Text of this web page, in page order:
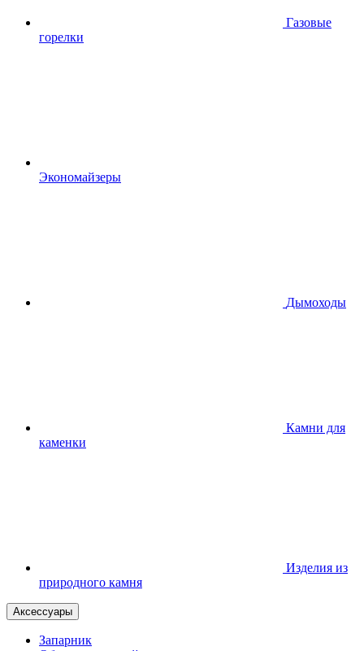
Газовые
горелки
Экономайзеры
Дымоходы
Камни для
каменки
Изделия из
природного камня
Аксессуары
Запарник